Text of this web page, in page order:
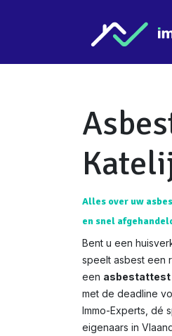
Alles over uw
en snel
Bent u een
speelt asbest een
een asbestattest
met de deadline
Immo-Experts, dé
eigenaars in